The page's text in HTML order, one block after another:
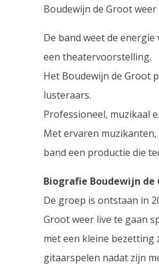
Boudewijn de Groot weer
De band weet de
een theatervoorstelling.
Het Boudewijn de Groot
lusteraars.
Professioneel, muzikaal
Met ervaren
band een productie die
Biografie Boudewijn de
De groep is ontstaan in
Groot weer live te gaan
met een kleine
gitaarspelen nadat zijn